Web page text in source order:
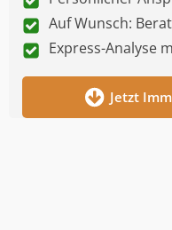
Auf Wunsch:
Express-Analyse
Jetzt